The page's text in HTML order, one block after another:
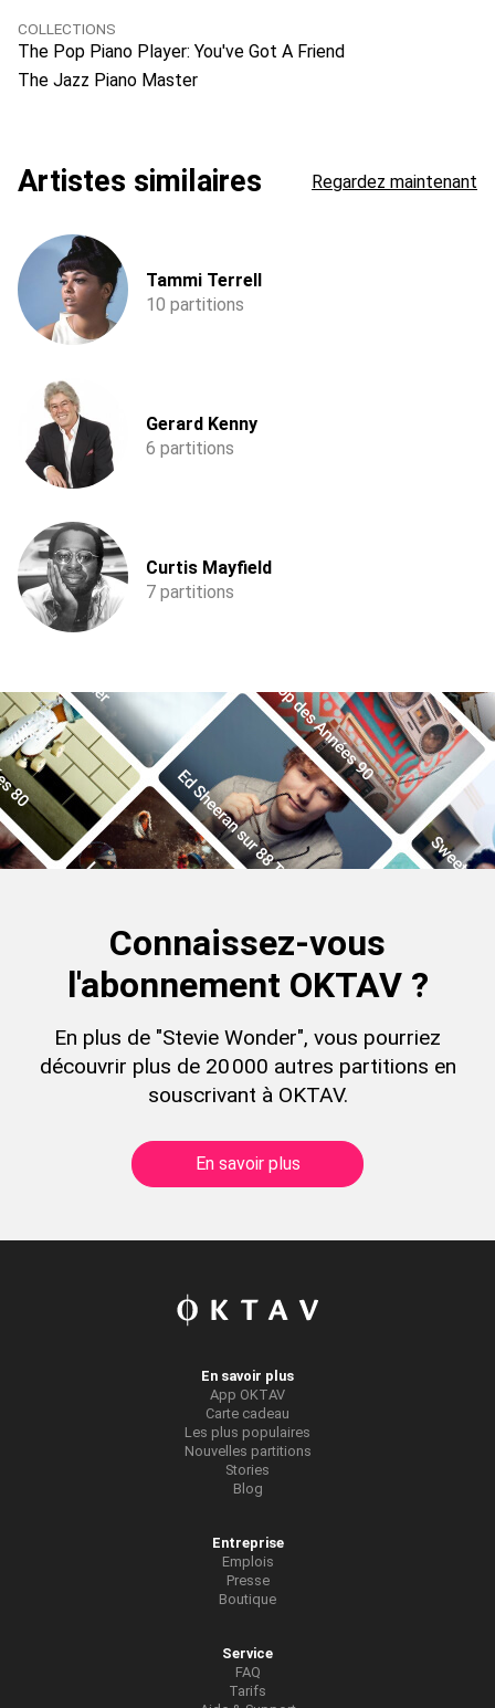
COLLECTIONS
The Pop Piano Player: You've Got A Friend
The Jazz Piano Master
Artistes similaires Regardez maintenant
Tammi Terrell
10 partitions
Gerard Kenny
6 partitions
Curtis Mayfield
7 partitions
Connaissez-vous
l'abonnement OKTAV ?
En plus de "Stevie Wonder", vous pourriez
découvrir plus de 20 000 autres partitions en
souscrivant à OKTAV.
En savoir plus
En savoir plus
App OKTAV
Carte cadeau
Les plus populaires
Nouvelles partitions
Stories
Blog
Entreprise
Emplois
Presse
Boutique
Service
FAQ
Tarifs